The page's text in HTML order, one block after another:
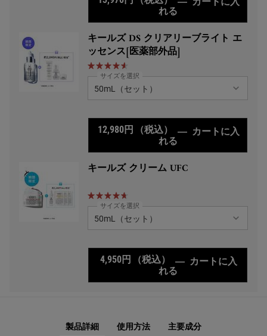
れる
キールズ DS クリアリーブライト エ
ッセンス[医薬部外品]
サイズを選択
12,980円 （税込） ― カートに入
れる
キールズ クリーム UFC
サイズを選択
4,950円 （税込） ― カートに入
れる
製品詳細 使用方法 主要成分